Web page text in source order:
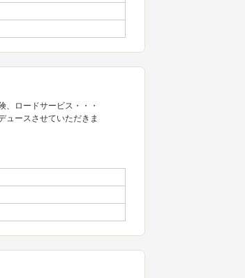
、ロードサービス・・・
ュースさせていただきま